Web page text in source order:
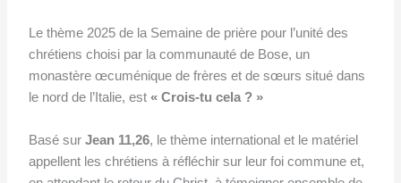
Le thème 2025 de la Semaine de prière pour l’unité des
chrétiens choisi par la communauté de Bose, un
monastère œcuménique de frères et de sœurs situé dans
le nord de l’Italie, est« Crois-tu cela ? »
Basé surJean 11,26, le thème international et le matériel
appellent les chrétiens à réfléchir sur leur foi commune et,